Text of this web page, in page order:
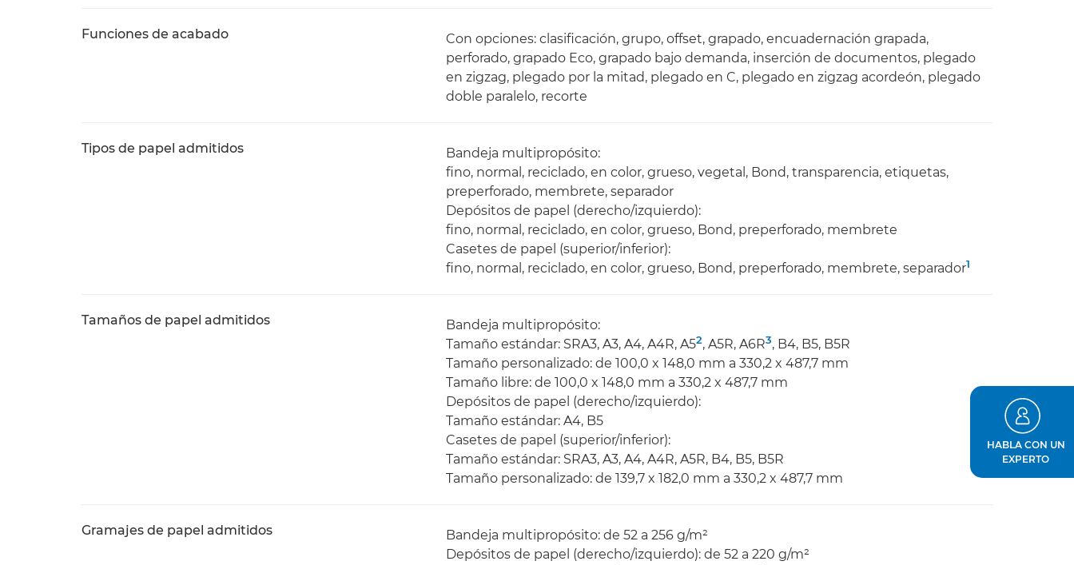
Funciones de acabado
Con opciones: clasificación, grupo, offset, grapado, encuadernación grapada,
perforado, grapado Eco, grapado bajo demanda, inserción de documentos, plegado
en zigzag, plegado por la mitad, plegado en C, plegado en zigzag acordeón, plegado
doble paralelo, recorte
Tipos de papel admitidos
Bandeja multipropósito:
fino, normal, reciclado, en color, grueso, vegetal, Bond, transparencia, etiquetas,
preperforado, membrete, separador
Depósitos de papel (derecho/izquierdo):
fino, normal, reciclado, en color, grueso, Bond, preperforado, membrete
Casetes de papel (superior/inferior):
fino, normal, reciclado, en color, grueso, Bond, preperforado, membrete, separador1
Tamaños de papel admitidos
Bandeja multipropósito:
Tamaño estándar: SRA3, A3, A4, A4R, A52, A5R, A6R3, B4, B5, B5R
Tamaño personalizado: de 100,0 x 148,0 mm a 330,2 x 487,7 mm
Tamaño libre: de 100,0 x 148,0 mm a 330,2 x 487,7 mm
Depósitos de papel (derecho/izquierdo):
Tamaño estándar: A4, B5
Casetes de papel (superior/inferior):
Tamaño estándar: SRA3, A3, A4, A4R, A5R, B4, B5, B5R
Tamaño personalizado: de 139,7 x 182,0 mm a 330,2 x 487,7 mm
Gramajes de papel admitidos
Bandeja multipropósito: de 52 a 256 g/m²
Depósitos de papel (derecho/izquierdo): de 52 a 220 g/m²
HABLA CON UN
EXPERTO